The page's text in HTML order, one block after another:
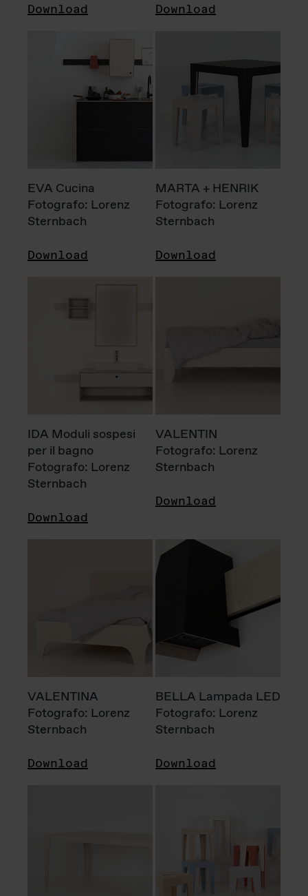
Download Download
EVA Cucina
Fotografo: Lorenz
Sternbach
Download
MARTA + HENRIK
Fotografo: Lorenz
Sternbach
Download
IDA Moduli sospesi
per il bagno
Fotografo: Lorenz
Sternbach
Download
VALENTIN
Fotografo: Lorenz
Sternbach
Download
VALENTINA
Fotografo: Lorenz
Sternbach
Download
BELLA Lampada LED
Fotografo: Lorenz
Sternbach
Download